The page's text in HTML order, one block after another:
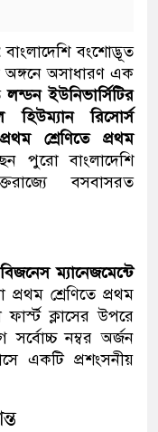
বাংলাদেশি বংশোদ্ভূত
অঙ্গনে অসাধারণ এক
লন্ডন ইউনিভার্সিটির
হিউম্যান রিসোর্স
শ্রেণিতে প্রথম
পুরো বাংলাদেশি
বসবাসরত
বিজনেস ম্যানেজমেন্টে
প্রথম শ্রেণিতে প্রথম
ক্লাসের উপরে
সর্বোচ্চ নম্বর অর্জন
একটি প্রশংসনীয়